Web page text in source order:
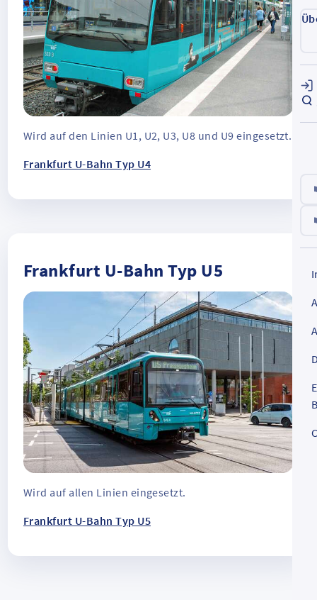
Wird auf den Linien U1, U2, U3, U8 und U9 eingesetzt.
Frankfurt U-Bahn Typ U4
Frankfurt U-Bahn Typ U5
Wird auf allen Linien eingesetzt.
Frankfurt U-Bahn Typ U5